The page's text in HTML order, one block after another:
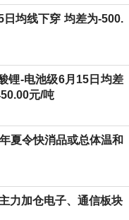
均线下穿 均差为-500.
锂-电池级6月15日均差
元/吨
夏令快消品或总体温和
力加仓电子、通信板块